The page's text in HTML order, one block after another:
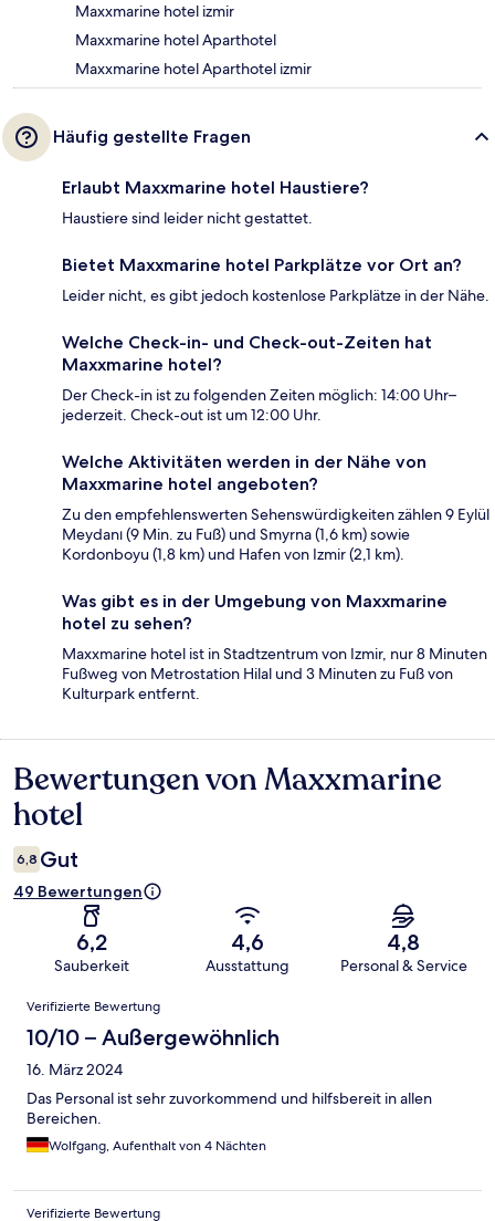
Maxxmarine hotel izmir
Maxxmarine hotel Aparthotel
Maxxmarine hotel Aparthotel izmir
Häufig gestellte Fragen
Erlaubt Maxxmarine hotel Haustiere?
Haustiere sind leider nicht gestattet.
Bietet Maxxmarine hotel Parkplätze vor Ort an?
Leider nicht, es gibt jedoch kostenlose Parkplätze in der Nähe.
Welche Check-in- und Check-out-Zeiten hat
Maxxmarine hotel?
Der Check-in ist zu folgenden Zeiten möglich: 14:00 Uhr–
jederzeit. Check-out ist um 12:00 Uhr.
Welche Aktivitäten werden in der Nähe von
Maxxmarine hotel angeboten?
Zu den empfehlenswerten Sehenswürdigkeiten zählen 9 Eylül
Meydanı (9 Min. zu Fuß) und Smyrna (1,6 km) sowie
Kordonboyu (1,8 km) und Hafen von Izmir (2,1 km).
Was gibt es in der Umgebung von Maxxmarine
hotel zu sehen?
Maxxmarine hotel ist in Stadtzentrum von Izmir, nur 8 Minuten
Fußweg von Metrostation Hilal und 3 Minuten zu Fuß von
Kulturpark entfernt.
Bewertungen
Bewertungen von Maxxmarine
hotel
6,8 Gut
49 Bewertungen
6,2
Sauberkeit
4,6
Ausstattung
4,8
Personal & Service
Bewertungen
Verifizierte Bewertung
10/10 – Außergewöhnlich
16. März 2024
Das Personal ist sehr zuvorkommend und hilfsbereit in allen
Bereichen.
Wolfgang, Aufenthalt von 4 Nächten
Verifizierte Bewertung